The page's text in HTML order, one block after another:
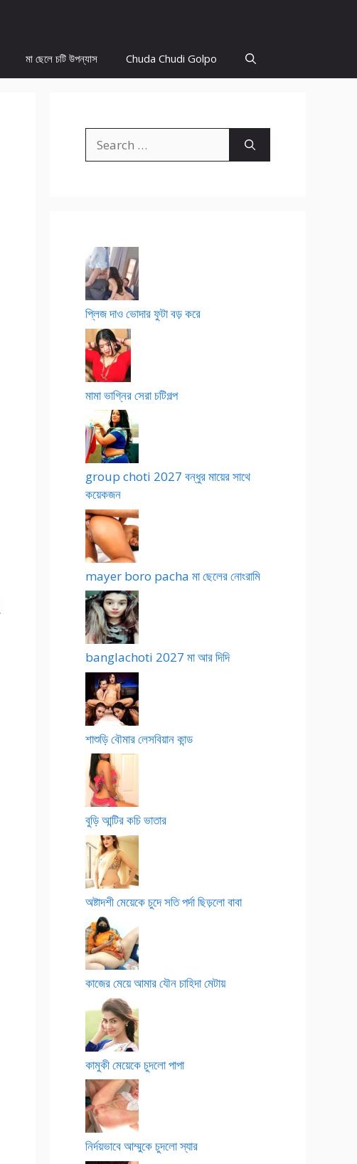
মা ছেলে চটি উপন্যাস Chuda Chudi Golpo
for:
প্লিজ দাও ভোদার ফুটা বড় করে
মামা ভাগ্নির সেরা চটিগল্প
group choti 2027 বন্ধুর মায়ের সাথে
কয়েকজন
mayer boro pacha মা ছেলের নোংরামি
banglachoti 2027 মা আর দিদি
শাশুড়ি বৌমার লেসবিয়ান কান্ড
বুড়ি আন্টির কচি ভাতার
অষ্টাদশী মেয়েকে চুদে সতি পর্দা ছিড়লো বাবা
কাজের মেয়ে আমার যৌন চাহিদা মেটায়
কামুকী মেয়েকে চুদলো পাপা
নির্দয়ভাবে আম্মুকে চুদলো স্যার